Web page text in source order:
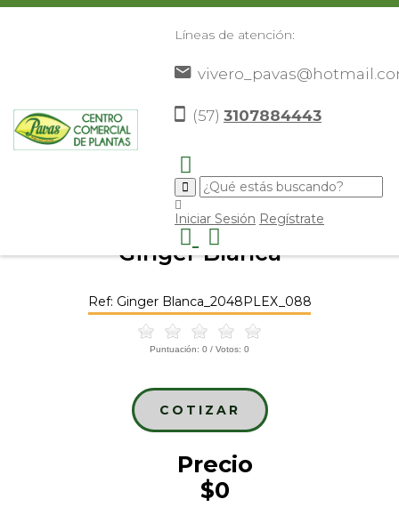
Líneas de atención:
(57) 3107884443
Iniciar Sesión Regístrate
Plantas> Plantas De Exterior>Ginger
Ginger Blanca
Ref: Ginger Blanca_2048PLEX_088
Puntuación: 0 / Votos: 0
COTIZAR
Precio
$0